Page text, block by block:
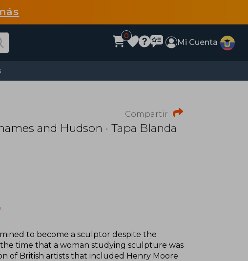
0
Mi Cuenta
Compartir
and Hudson · Tapa Blanda
to become a sculptor despite the
time that a woman studying sculpture was
of British artists that included Henry Moore